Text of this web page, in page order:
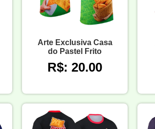
Arte Exclusiva Casa
do Pastel Frito
R$: 20.00